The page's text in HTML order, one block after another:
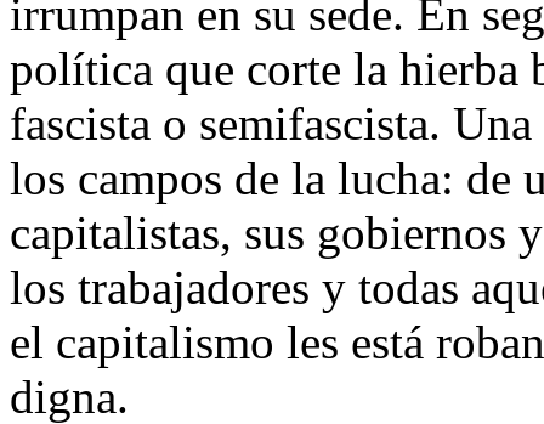
irrumpan en su sede. En
política que corte la hierba
fascista o semifascista.
los campos de la lucha: de
capitalistas, sus gobiernos
los trabajadores y todas
el capitalismo les está
digna.